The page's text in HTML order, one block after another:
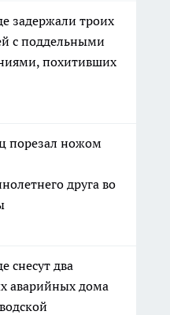
задержали троих
с поддельными
похитивших
порезал ножом
друга во
снесут два
аварийных дома